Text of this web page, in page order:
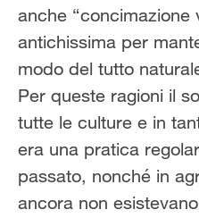
anche “concimazione
antichissima per
modo del tutto
Per queste ragioni il
tutte le culture e in
era una pratica
passato, nonché in
ancora non